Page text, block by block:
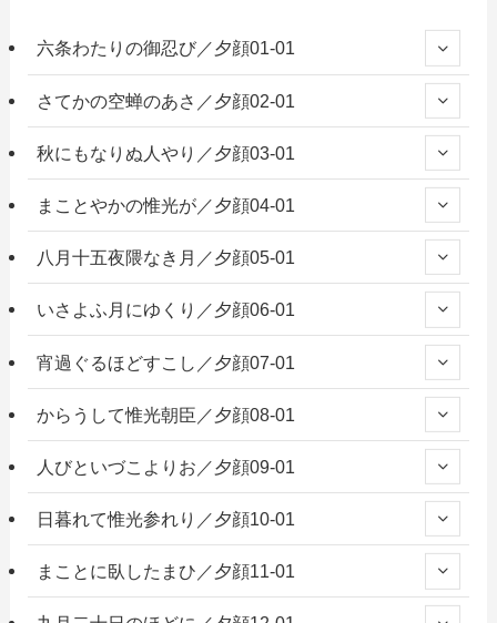
六条わたりの御忍び／夕顔01-01
さてかの空蝉のあさ／夕顔02-01
秋にもなりぬ人やり／夕顔03-01
まことやかの惟光が／夕顔04-01
八月十五夜隈なき月／夕顔05-01
いさよふ月にゆくり／夕顔06-01
宵過ぐるほどすこし／夕顔07-01
からうして惟光朝臣／夕顔08-01
人びといづこよりお／夕顔09-01
日暮れて惟光参れり／夕顔10-01
まことに臥したまひ／夕顔11-01